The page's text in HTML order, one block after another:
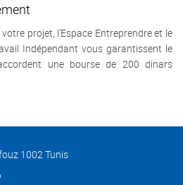
projet, l’Espace Entreprendre et le
Indépendant vous garantissent le
une bourse de 200 dinars
1002 Tunis